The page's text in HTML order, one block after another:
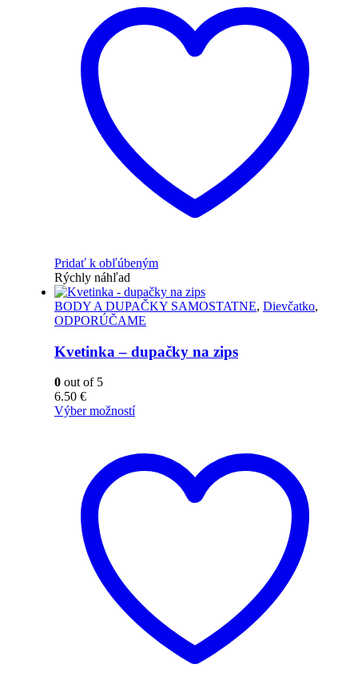
Pridať k obľúbeným
Rýchly náhľad
BODY A DUPAČKY SAMOSTATNE, Dievčatko,
ODPORÚČAME
Kvetinka – dupačky na zips
0 out of 5
6.50 €
Výber možností